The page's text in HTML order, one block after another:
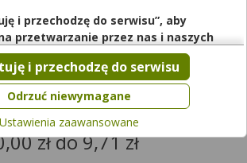
Polfarmex
tabl.
|65+|Dziecko
Rezerwuj
zł do 9,71 zł
i przechodzę do serwisu”, aby
przetwarzanie przez nas i naszych
danych w powyższych celach.
zgody jest dobrowolne, a wyrażoną
każdej chwili cofnąć, możesz też wycofać
Twoich danych tylko w niektórych
dowiedzieć się więcej lub chcesz
szczegółową, to możesz tego
Odrzuć niewymagane
i przechodzę do serwisu
Ustawienia zaawansowane